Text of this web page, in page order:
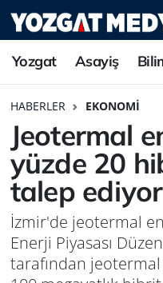
Yozgat Asayiş
HABERLER EKONOMI
Jeotermal
yüzde 20
talep ediyor
İzmir'de jeotermal
Enerji Piyasası
tarafından